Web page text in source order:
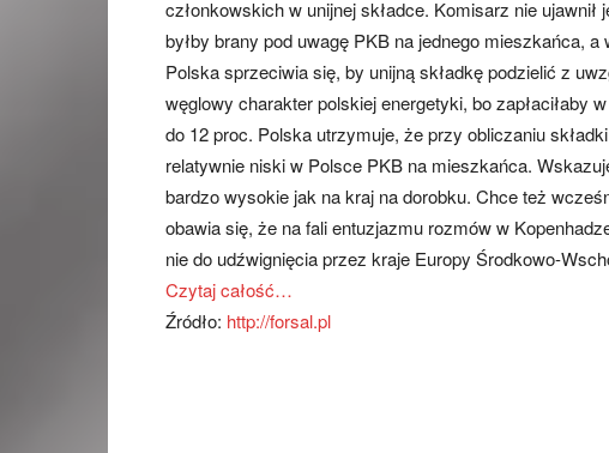
członkowskich w unijnej składce. Komisarz nie
byłby brany pod uwagę PKB na jednego mieszkańca,
Polska sprzeciwia się, by unijną składkę podzielić z
węglowy charakter polskiej energetyki, bo zapłaciłaby
do 12 proc. Polska utrzymuje, że przy obliczaniu
relatywnie niski w Polsce PKB na mieszkańca.
bardzo wysokie jak na kraj na dorobku. Chce też
obawia się, że na fali entuzjazmu rozmów w
nie do udźwignięcia przez kraje Europy Środkowo-
Czytaj całość…
Źródło: http://forsal.pl